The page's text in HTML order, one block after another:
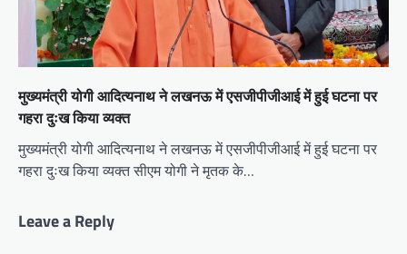
मुख्यमंत्री योगी आदित्यनाथ ने लखनऊ में एसजीपीजीआई में हुई घटना पर
गहरा दुःख किया व्यक्त
मुख्यमंत्री योगी आदित्यनाथ ने लखनऊ में एसजीपीजीआई में हुई घटना पर
गहरा दुःख किया व्यक्त सीएम योगी ने मृतक के…
Leave a Reply